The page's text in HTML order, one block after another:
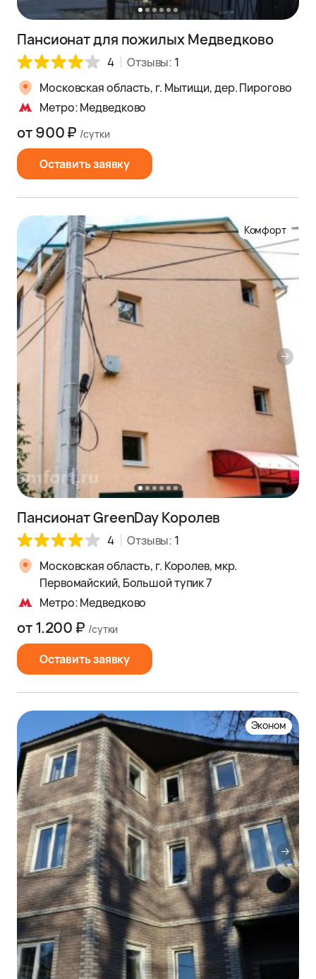
Пансионат для пожилых Медведково
4 Отзывы: 1
Московская область, г. Мытищи, дер. Пирогово
Метро: Медведково
Оставить заявку
от 900 ₽ /сутки
Комфорт
Пансионат GreenDay Королев
4 Отзывы: 1
Московская область, г. Королев, мкр.
Первомайский, Большой тупик 7
Метро: Медведково
Оставить заявку
от 1.200 ₽ /сутки
Эконом